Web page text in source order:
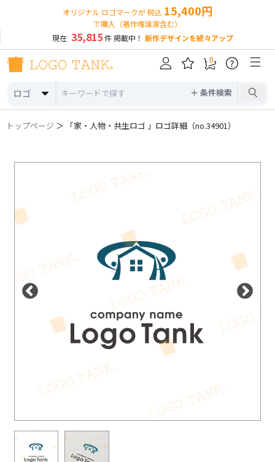
オリジナル ロゴマークが 税込 15,400円
で購入（著作権譲渡含む）
現在 35,815件 掲載中！ 新作デザインを続々アップ
ロゴ ＋ 条件検索
0 ?
トップページ ＞ 「家・人物・共生ロゴ 」ロゴ詳細（no.34901）